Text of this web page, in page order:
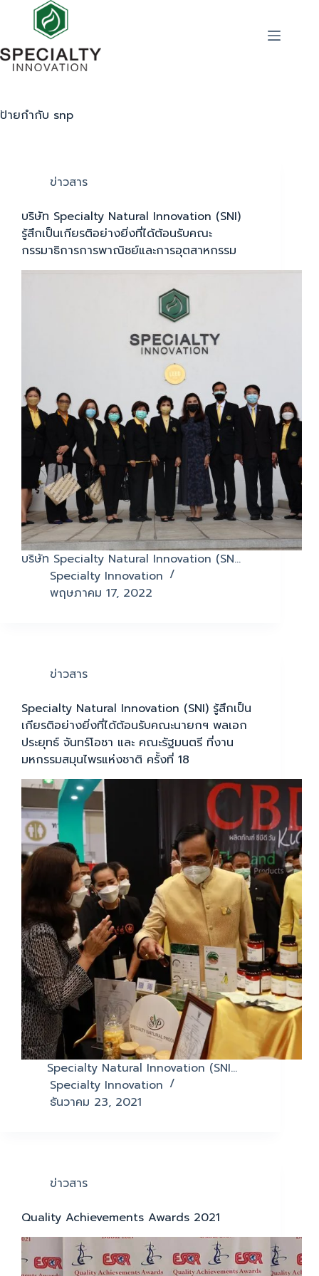
ป้ายกำกับ snp
ข่าวสาร
บริษัท Specialty Natural Innovation (SNI)
รู้สึกเป็นเกียรติอย่างยิ่งที่ได้ต้อนรับคณะ
กรรมาธิการการพาณิชย์และการอุตสาหกรรม
บริษัท Specialty Natural Innovation (SN…
Specialty Innovation
พฤษภาคม 17, 2022
ข่าวสาร
Specialty Natural Innovation (SNI) รู้สึกเป็น
เกียรติอย่างยิ่งที่ได้ต้อนรับคณะนายกฯ พลเอก
ประยุทธ์ จันทร์โอชา และ คณะรัฐมนตรี ที่งาน
มหกรรมสมุนไพรแห่งชาติ ครั้งที่ 18
Specialty Natural Innovation (SNI…
Specialty Innovation
ธันวาคม 23, 2021
ข่าวสาร
Quality Achievements Awards 2021